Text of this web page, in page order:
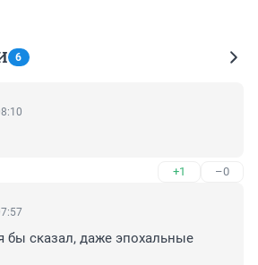
6
+1 –0
бы сказал, даже эпохальные